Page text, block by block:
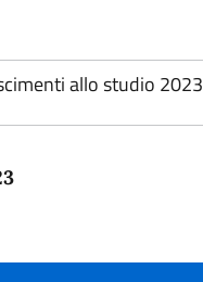
allo studio 2023